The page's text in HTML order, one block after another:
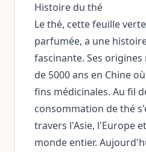
Histoire du thé
Le thé, cette feuille
parfumée, a une
fascinante. Ses
de 5000 ans en Chine
fins médicinales. Au fil
consommation de thé
travers l'Asie, l'Europe
monde entier.